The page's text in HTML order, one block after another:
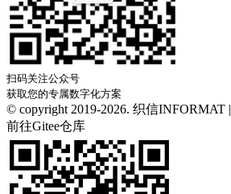
扫码关注公众号
获取您的专属数字化方案
© copyright 2019-2026. 织信INFORMAT |
前往Gitee仓库